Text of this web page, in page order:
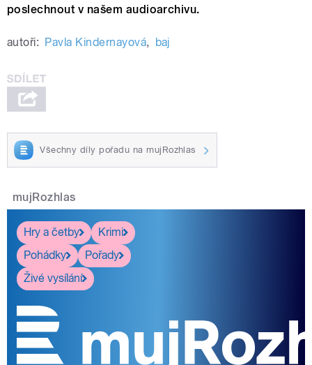
poslechnout v našem audioarchivu.
autoři: Pavla Kindernayová, baj
Všechny díly pořadu na mujRozhlas
mujRozhlas
Hry a četby
Krimi
Pohádky
Pořady
Živé vysílání